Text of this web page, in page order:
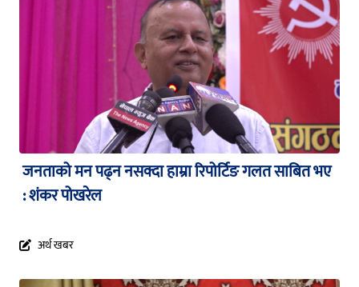
जनताको मन पढ्न नसक्दा हाम्रा रिपोर्टिङ गलत साबित भए
: शंकर पोखरेल
अर्थ खबर